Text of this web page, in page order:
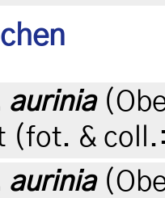
aurinia
(fot. &
aurinia